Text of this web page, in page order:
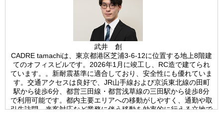
武井 創
CADRE tamachiは、東京都港区芝浦3-6-12に位置する地上8階建
てのオフィスビルです。2026年1月に竣工し、RC造で建てられ
ています。。新耐震基準に適合しており、安全性にも優れていま
す。交通アクセスは良好で、JR山手線および京浜東北線の田町
駅から徒歩6分、都営三田線・都営浅草線の三田駅から徒歩8分
で利用可能です。都内主要エリアへの移動がしやすく、通勤や取
引先訪問、来客対応など業務に伴う移動を効率的に行える立地で